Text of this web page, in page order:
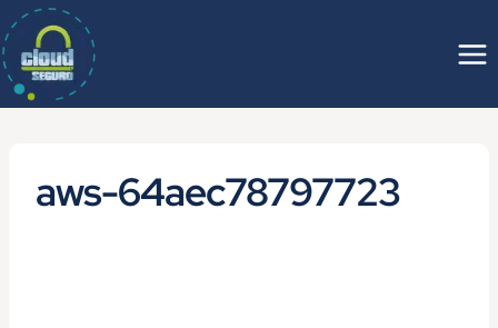
Saltar
al
contenido
aws-64aec78797723